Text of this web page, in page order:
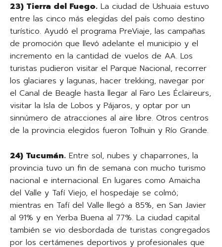
23) Tierra del Fuego. La ciudad de Ushuaia estuvo
entre las cinco más elegidas del país como destino
turístico. Ayudó el programa PreViaje, las campañas
de promoción que llevó adelante el municipio y el
incremento en la cantidad de vuelos de AA. Los
turistas pudieron visitar el Parque Nacional, recorrer
los glaciares y lagunas, hacer trekking, navegar por
el Canal de Beagle hasta llegar al Faro Les Éclaireurs,
visitar la Isla de Lobos y Pájaros, y optar por un
sinnúmero de atracciones al aire libre. Otros centros
de la provincia elegidos fueron Tolhuin y Río Grande.
24) Tucumán. Entre sol, nubes y chaparrones, la
provincia tuvo un fin de semana con mucho turismo
nacional e internacional. En lugares como Amaicha
del Valle y Tafí Viejo, el hospedaje se colmó;
mientras en Tafí del Valle llegó a 85%, en San Javier
al 91% y en Yerba Buena al 77%. La ciudad capital
también se vio desbordada de turistas congregados
por los certámenes deportivos y profesionales que